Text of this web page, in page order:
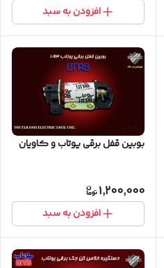
افزودن به سبد
بوبین قفل برقی یوتاب و کاویان
1,200,000
افزودن به سبد